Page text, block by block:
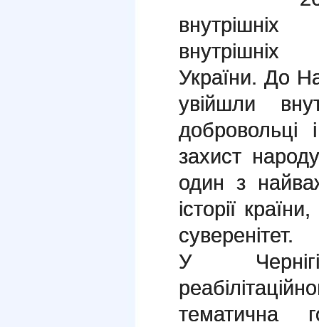
України. До
увійшли
захист
один з
історії
суверенітет.
У
тематична